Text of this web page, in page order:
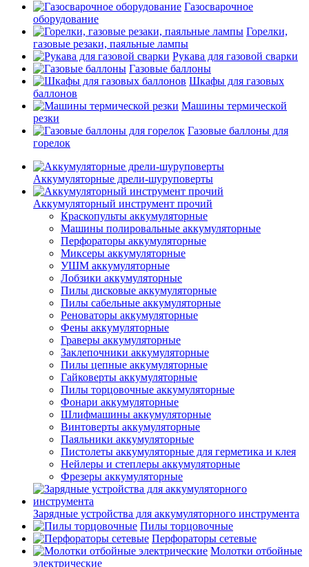
Газосварочное
оборудование
Горелки,
газовые резаки, паяльные лампы
Рукава для газовой сварки
Газовые баллоны
Шкафы для газовых
баллонов
Машины термической
резки
Газовые баллоны для
горелок
Аккумуляторные дрели-шуруповерты
Аккумуляторный инструмент прочий
Краскопульты аккумуляторные
Машины полировальные аккумуляторные
Перфораторы аккумуляторные
Миксеры аккумуляторные
УШМ аккумуляторные
Лобзики аккумуляторные
Пилы дисковые аккумуляторные
Пилы сабельные аккумуляторные
Реноваторы аккумуляторные
Фены аккумуляторные
Граверы аккумуляторные
Заклепочники аккумуляторные
Пилы цепные аккумуляторные
Гайковерты аккумуляторные
Пилы торцовочные аккумуляторные
Фонари аккумуляторные
Шлифмашины аккумуляторные
Винтоверты аккумуляторные
Паяльники аккумуляторные
Пистолеты аккумуляторные для герметика и клея
Нейлеры и степлеры аккумуляторные
Фрезеры аккумуляторные
Зарядные устройства для аккумуляторного инструмента
Пилы торцовочные
Перфораторы сетевые
Молотки отбойные
электрические